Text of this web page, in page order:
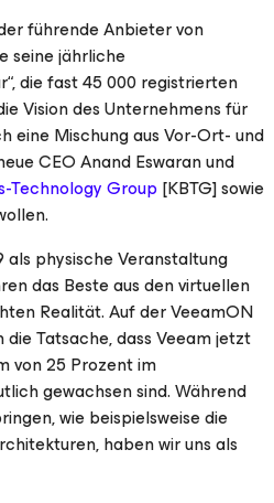
führende Anbieter von
seine jährliche
die fast 45 000 registrierten
Vision des Unternehmens für
eine Mischung aus Vor-Ort- und
CEO Anand Eswaran und
Technology Group [KBTG] sowie
als physische Veranstaltung
das Beste aus den virtuellen
Realität. Auf der VeeamON
Tatsache, dass Veeam jetzt
von 25 Prozent im
gewachsen sind. Während
wie beispielsweise die
haben wir uns als